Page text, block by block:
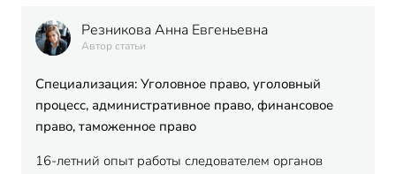
Резникова Анна Евгеньевна
Автор статьи
Специализация: Уголовное право, уголовный
процесс, административное право, финансовое
право, таможенное право
16-летний опыт работы следователем органов